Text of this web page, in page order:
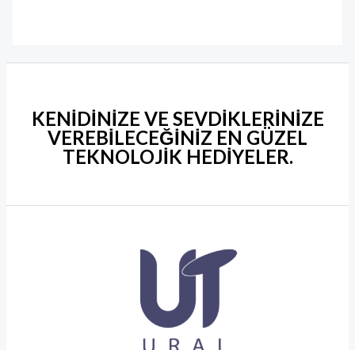
KENİDİNİZE VE SEVDİKLERİNİZE
VEREBİLECEĞİNİZ EN GÜZEL
TEKNOLOJİK HEDİYELER.